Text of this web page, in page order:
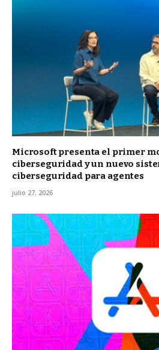
Microsoft presenta el primer
ciberseguridad y un nuevo
ciberseguridad para agentes
julio 27, 2026